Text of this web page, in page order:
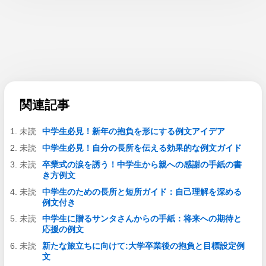
関連記事
中学生必見！新年の抱負を形にする例文アイデア
中学生必見！自分の長所を伝える効果的な例文ガイド
卒業式の涙を誘う！中学生から親への感謝の手紙の書
き方例文
中学生のための長所と短所ガイド：自己理解を深める
例文付き
中学生に贈るサンタさんからの手紙：将来への期待と
応援の例文
新たな旅立ちに向けて:大学卒業後の抱負と目標設定例
文